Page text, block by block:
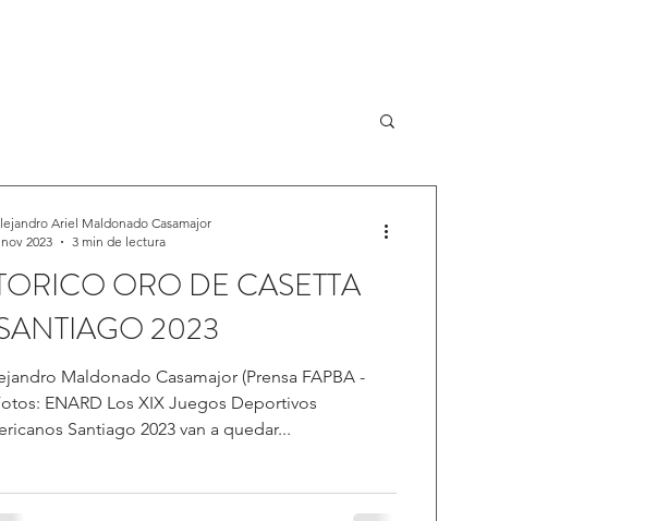
ORO DE CASETTA
2023
Maldonado Casamajor (Prensa FAPBA -
ENARD Los XIX Juegos Deportivos
Santiago 2023 van a quedar...
Ariel Maldonado Casamajor
2023
3 min de lectura